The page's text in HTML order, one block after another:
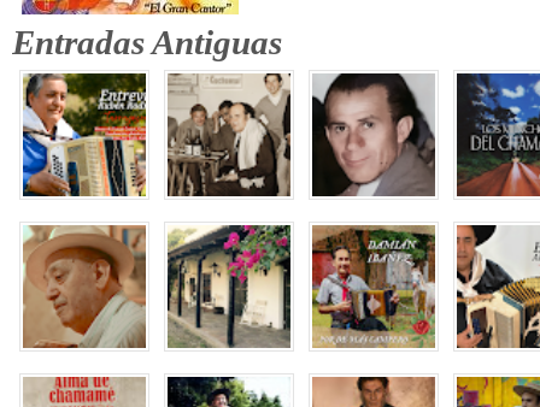
Entradas Antiguas